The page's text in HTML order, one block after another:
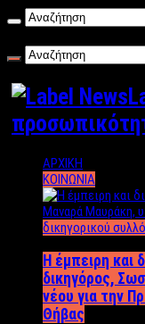
ΑΡΧΙΚΗ
ΚΟΙΝΩΝΙΑ
Η έμπειρη και
δικηγόρος,
νέου για την
Θήβας